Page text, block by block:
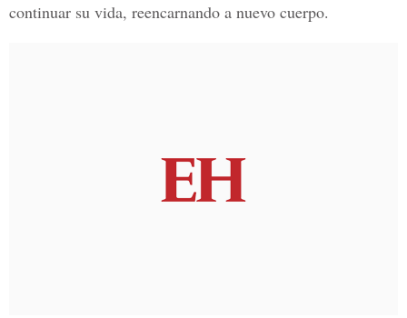
continuar su vida, reencarnando a nuevo cuerpo.